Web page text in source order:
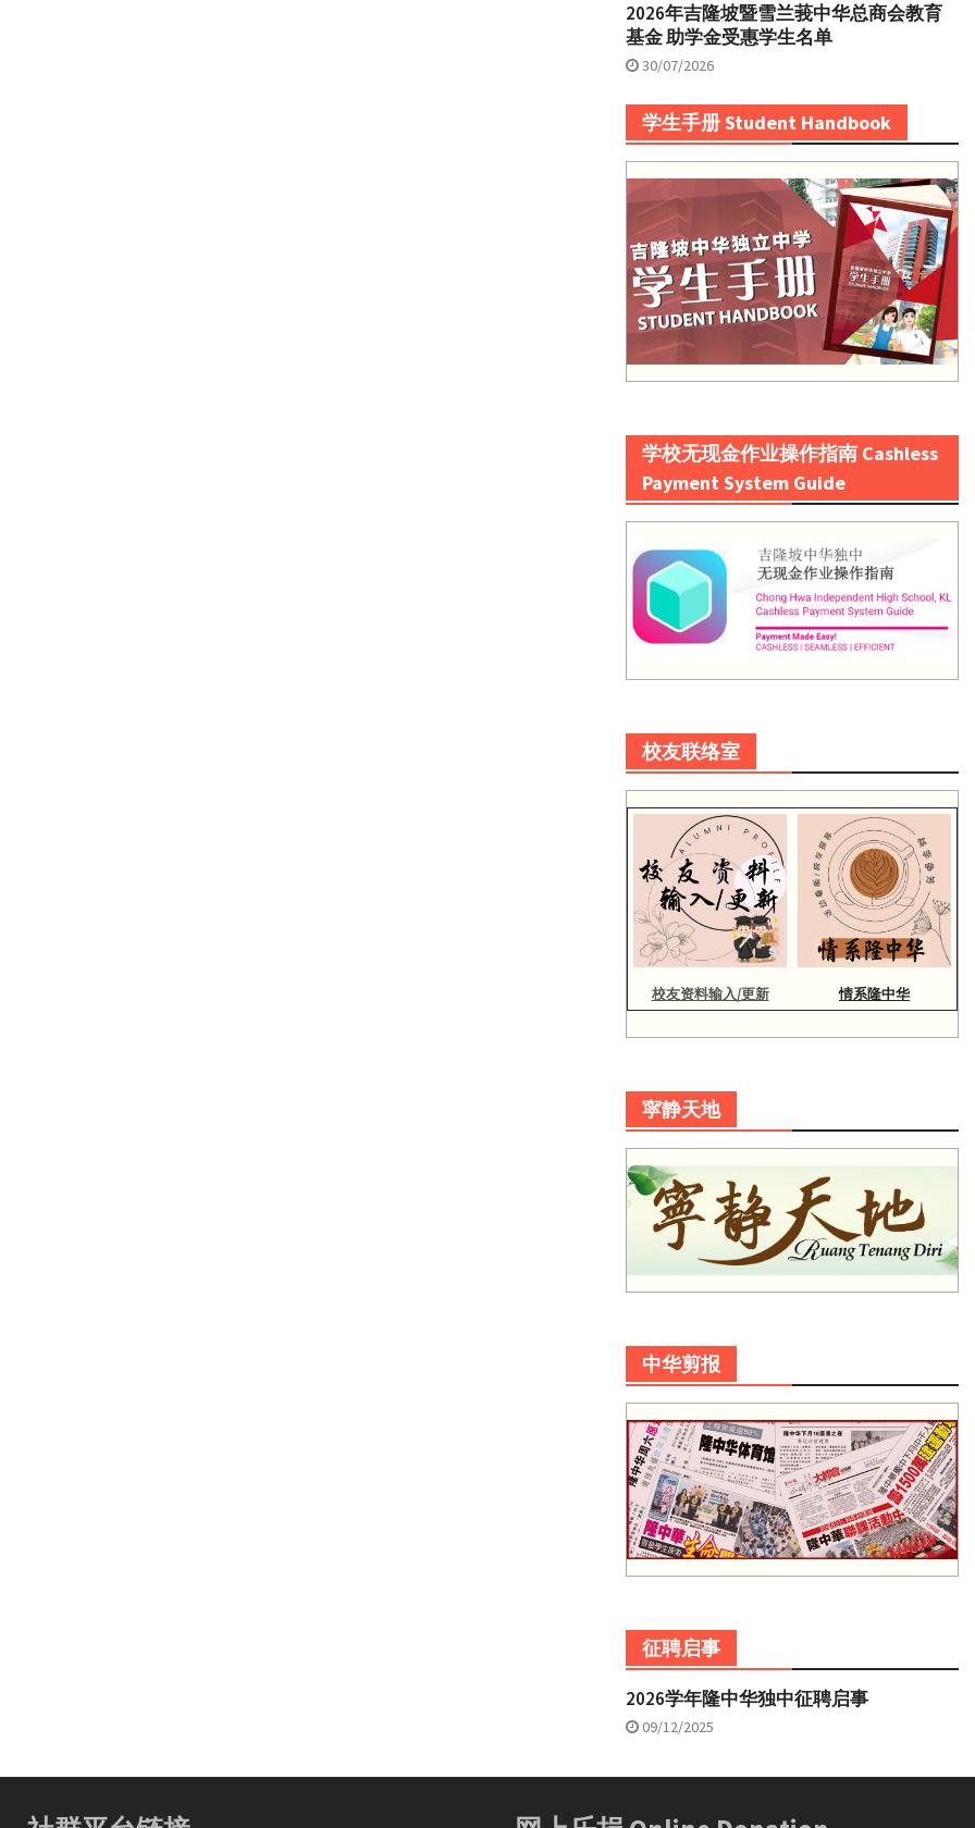
2026年吉隆坡暨雪兰莪中华总商会教育
基金 助学金受惠学生名单
30/07/2026
学生手册 Student Handbook
学校无现金作业操作指南 Cashless
Payment System Guide
校友联络室
校友资料输入/更新 情系隆中华
寜静天地
中华剪报
征聘启事
2026学年隆中华独中征聘启事
09/12/2025